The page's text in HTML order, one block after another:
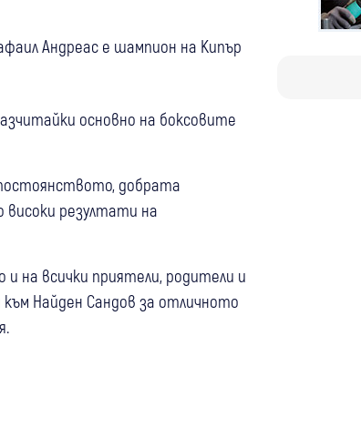
Андреас е шампион на Кипър
основно на боксовите
постоянството, добрата
резултати на
и на всички приятели, родители и
Найден Сандов за отличното